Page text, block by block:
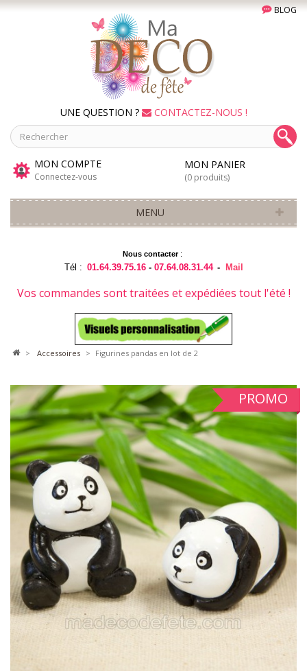
BLOG
UNE QUESTION ? CONTACTEZ-NOUS !
MON COMPTE
Connectez-vous
MON PANIER
(0 produits)
MENU
Nous contacter:
Tél : 01.64.39.75.16 -07.64.08.31.44 - Mail
Vos commandes sont traitées et expédiées tout l'été !
> accessoires > Figurines pandas en lot de 2
PROMO